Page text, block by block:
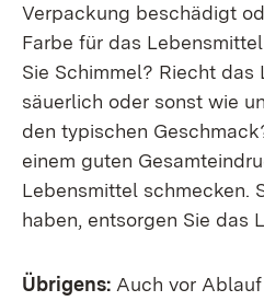
Verpackung beschädigt
Farbe für das
Sie Schimmel? Riecht
säuerlich oder sonst wie
den typischen
einem guten
Lebensmittel schmecken.
haben, entsorgen Sie das
Übrigens: Auch vor